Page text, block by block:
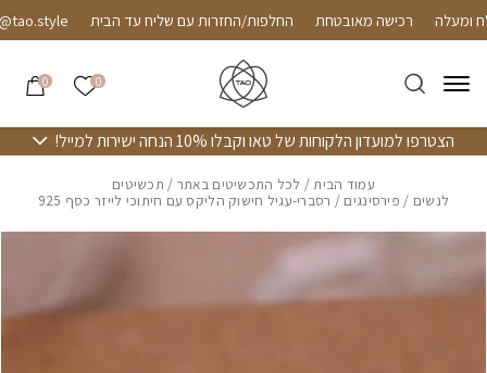
Skip to Contentרכישה מאובטחת החלפות/החזרות עם שליח עד הבית
0 הרשימה
0
הצטרפו למועדון הלקוחות של טאו וקבלו 10% הנחה ישירות למייל!
עמוד הבית/ לכל התכשיטים באתר / תכשיטים
לנשים / פירסינגים / רסברי-עגיל חישוק הליקס עם חיתוכי לייזר כסף 925
בחזרה למעלה